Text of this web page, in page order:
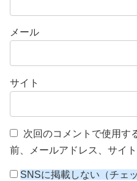
メール
サイト
次回のコメントで使用す
前、メールアドレス、サイト
SNSに掲載しない（チェ